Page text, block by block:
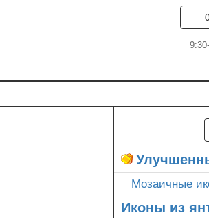
Мозаичные
Иконы из